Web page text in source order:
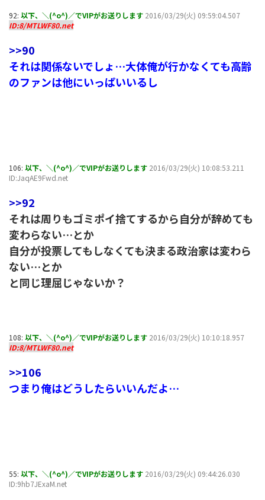
92: 以下、＼(^o^)／でVIPがお送りします 2016/03/29(火) 09:59:04.507
ID:8/MTLWF80.net
>>90
それは関係ないでしょ…大体俺が行かなくても高齢
のファンは他にいっぱいいるし
106: 以下、＼(^o^)／でVIPがお送りします 2016/03/29(火) 10:08:53.211
ID:JaqAE9Fwd.net
>>92
それは周りもゴミポイ捨てするから自分が辞めても
変わらない…とか
自分が投票してもしなくても決まる政治家は変わら
ない…とか
と同じ理屈じゃないか？
108: 以下、＼(^o^)／でVIPがお送りします 2016/03/29(火) 10:10:18.957
ID:8/MTLWF80.net
>>106
つまり俺はどうしたらいいんだよ…
55: 以下、＼(^o^)／でVIPがお送りします 2016/03/29(火) 09:44:26.030
ID:9hb7JExaM.net